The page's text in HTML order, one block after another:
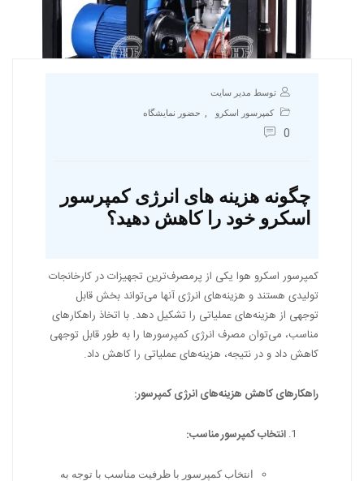
توسط مدیر سایت
کمپرسور اسکرو
, حضور نمایشگاه
0
چگونه هزینه های انرژی کمپرسور
اسکرو خود را کاهش دهید؟
کمپرسور اسکرو هوا یکی از پرمصرف‌ترین تجهیزات در کارخانجات
تولیدی هستند و هزینه‌های انرژی آنها می‌تواند بخش قابل
توجهی از هزینه‌های عملیاتی را تشکیل دهد. با اتخاذ راهکارهای
مناسب، می‌توان مصرف انرژی کمپرسورها را به طور قابل توجهی
کاهش داد و در نتیجه، هزینه‌های عملیاتی را کاهش داد.
راهکارهای کاهش هزینه‌های انرژی کمپرسور:
انتخاب کمپرسور مناسب:
انتخاب کمپرسور با ظرفیت مناسب با توجه به